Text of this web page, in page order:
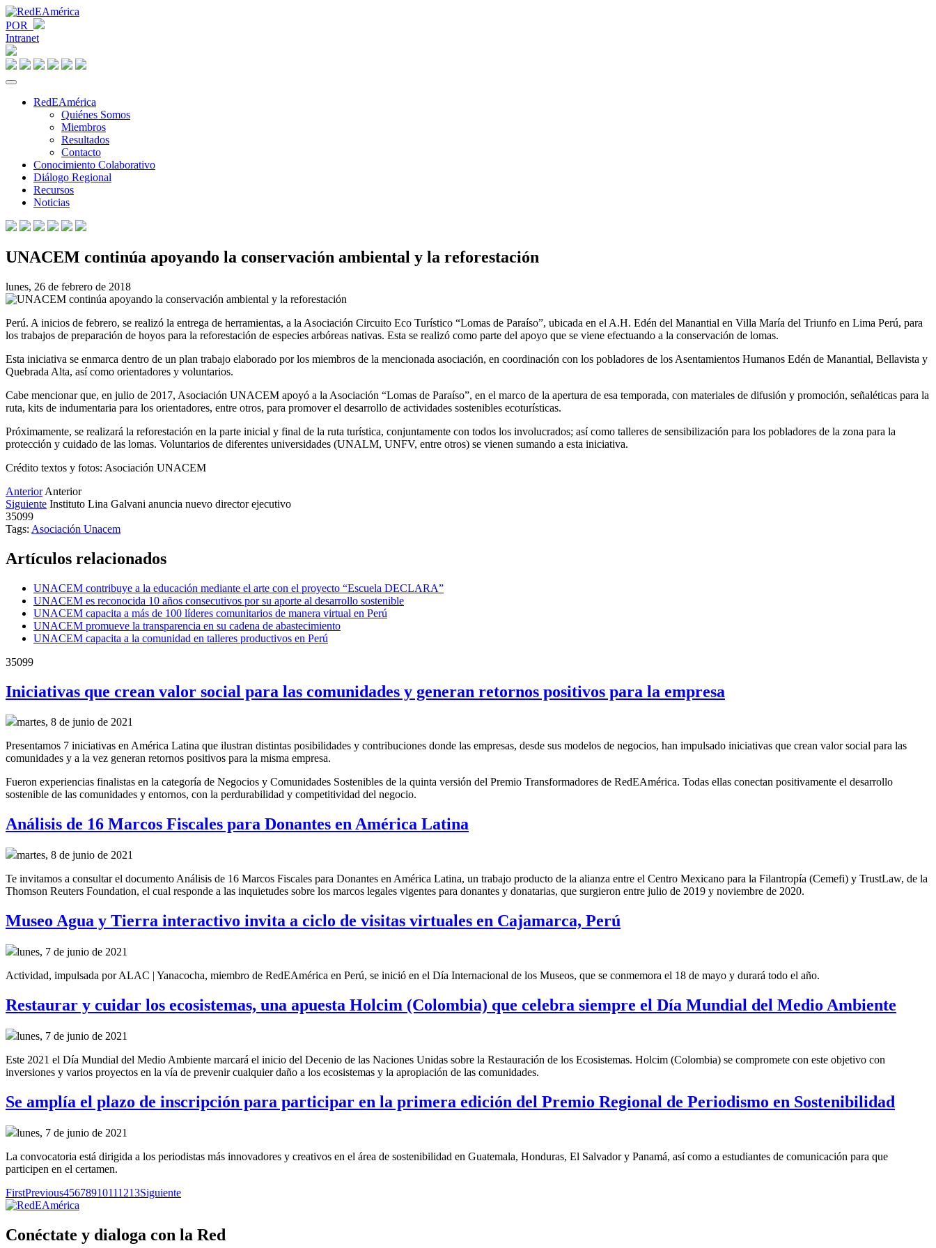
POR
Intranet
RedEAmérica
Quiénes Somos
Miembros
Resultados
Contacto
Conocimiento Colaborativo
Diálogo Regional
Recursos
Noticias
UNACEM continúa apoyando la conservación ambiental y la reforestación
lunes, 26 de febrero de 2018
Perú. A inicios de febrero, se realizó la entrega de herramientas, a la Asociación Circuito Eco Turístico “Lomas de Paraíso”, ubicada en el A.H. Edén del Manantial en Villa María del Triunfo en Lima Perú, para
los trabajos de preparación de hoyos para la reforestación de especies arbóreas nativas. Esta se realizó como parte del apoyo que se viene efectuando a la conservación de lomas.
Esta iniciativa se enmarca dentro de un plan trabajo elaborado por los miembros de la mencionada asociación, en coordinación con los pobladores de los Asentamientos Humanos Edén de Manantial, Bellavista y
Quebrada Alta, así como orientadores y voluntarios.
Cabe mencionar que, en julio de 2017, Asociación UNACEM apoyó a la Asociación “Lomas de Paraíso”, en el marco de la apertura de esa temporada, con materiales de difusión y promoción, señaléticas para la
ruta, kits de indumentaria para los orientadores, entre otros, para promover el desarrollo de actividades sostenibles ecoturísticas.
Próximamente, se realizará la reforestación en la parte inicial y final de la ruta turística, conjuntamente con todos los involucrados; así como talleres de sensibilización para los pobladores de la zona para la
protección y cuidado de las lomas. Voluntarios de diferentes universidades (UNALM, UNFV, entre otros) se vienen sumando a esta iniciativa.
Crédito textos y fotos: Asociación UNACEM
Anterior Anterior
Siguiente Instituto Lina Galvani anuncia nuevo director ejecutivo
35099
Tags: Asociación Unacem
Artículos relacionados
UNACEM contribuye a la educación mediante el arte con el proyecto “Escuela DECLARA”
UNACEM es reconocida 10 años consecutivos por su aporte al desarrollo sostenible
UNACEM capacita a más de 100 líderes comunitarios de manera virtual en Perú
UNACEM promueve la transparencia en su cadena de abastecimiento
UNACEM capacita a la comunidad en talleres productivos en Perú
35099
Iniciativas que crean valor social para las comunidades y generan retornos positivos para la empresa
martes, 8 de junio de 2021
Presentamos 7 iniciativas en América Latina que ilustran distintas posibilidades y contribuciones donde las empresas, desde sus modelos de negocios, han impulsado iniciativas que crean valor social para las
comunidades y a la vez generan retornos positivos para la misma empresa.
Fueron experiencias finalistas en la categoría de Negocios y Comunidades Sostenibles de la quinta versión del Premio Transformadores de RedEAmérica. Todas ellas conectan positivamente el desarrollo
sostenible de las comunidades y entornos, con la perdurabilidad y competitividad del negocio.
Análisis de 16 Marcos Fiscales para Donantes en América Latina
martes, 8 de junio de 2021
Te invitamos a consultar el documento Análisis de 16 Marcos Fiscales para Donantes en América Latina, un trabajo producto de la alianza entre el Centro Mexicano para la Filantropía (Cemefi) y TrustLaw, de la
Thomson Reuters Foundation, el cual responde a las inquietudes sobre los marcos legales vigentes para donantes y donatarias, que surgieron entre julio de 2019 y noviembre de 2020.
Museo Agua y Tierra interactivo invita a ciclo de visitas virtuales en Cajamarca, Perú
lunes, 7 de junio de 2021
Actividad, impulsada por ALAC | Yanacocha, miembro de RedEAmérica en Perú, se inició en el Día Internacional de los Museos, que se conmemora el 18 de mayo y durará todo el año.
Restaurar y cuidar los ecosistemas, una apuesta Holcim (Colombia) que celebra siempre el Día Mundial del Medio Ambiente
lunes, 7 de junio de 2021
Este 2021 el Día Mundial del Medio Ambiente marcará el inicio del Decenio de las Naciones Unidas sobre la Restauración de los Ecosistemas. Holcim (Colombia) se compromete con este objetivo con
inversiones y varios proyectos en la vía de prevenir cualquier daño a los ecosistemas y la apropiación de las comunidades.
Se amplía el plazo de inscripción para participar en la primera edición del Premio Regional de Periodismo en Sostenibilidad
lunes, 7 de junio de 2021
La convocatoria está dirigida a los periodistas más innovadores y creativos en el área de sostenibilidad en Guatemala, Honduras, El Salvador y Panamá, así como a estudiantes de comunicación para que
participen en el certamen.
FirstPrevious45678910111213Siguiente
Conéctate y dialoga con la Red